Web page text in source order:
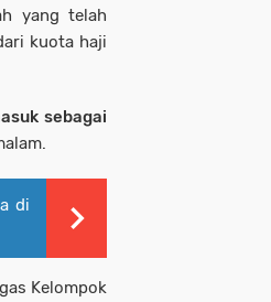
yang telah
kuota haji
sebagai
di
Kelompok